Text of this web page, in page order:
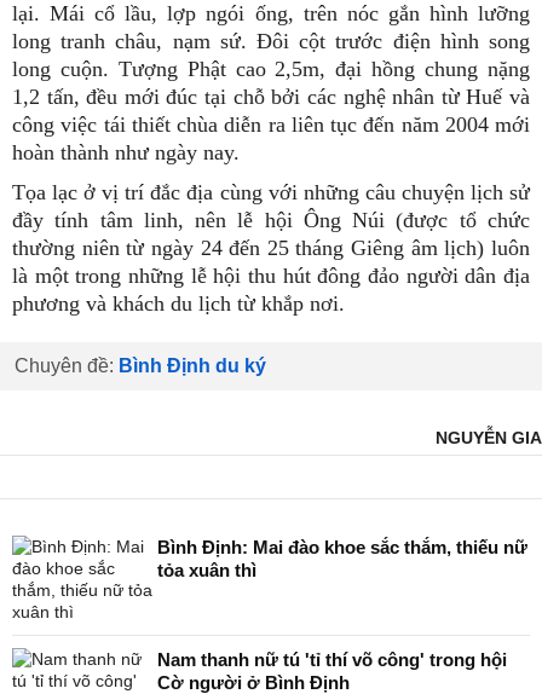
lại. Mái cổ lầu, lợp ngói ống, trên nóc gắn hình lưỡng
long tranh châu, nạm sứ. Đôi cột trước điện hình song
long cuộn. Tượng Phật cao 2,5m, đại hồng chung nặng
1,2 tấn, đều mới đúc tại chỗ bởi các nghệ nhân từ Huế và
công việc tái thiết chùa diễn ra liên tục đến năm 2004 mới
hoàn thành như ngày nay.
Tọa lạc ở vị trí đắc địa cùng với những câu chuyện lịch sử
đầy tính tâm linh, nên lễ hội Ông Núi (được tổ chức
thường niên từ ngày 24 đến 25 tháng Giêng âm lịch) luôn
là một trong những lễ hội thu hút đông đảo người dân địa
phương và khách du lịch từ khắp nơi.
Chuyên đề: Bình Định du ký
NGUYỄN GIA
Bình Định: Mai đào khoe sắc thắm, thiếu nữ
tỏa xuân thì
Nam thanh nữ tú 'tỉ thí võ công' trong hội
Cờ người ở Bình Định